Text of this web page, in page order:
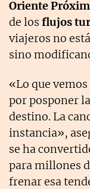
Oriente
de los flujos
viajeros no
sino
«Lo que
por posponer
destino. La
instancia»,
se ha
para millones
frenar esa